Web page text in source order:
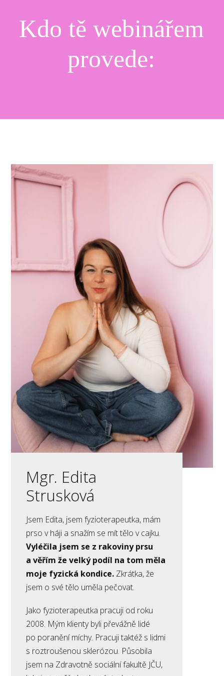
Kdo tě webinářem
provede:
Mgr. Edita
Strusková
Jsem Edita, jsem fyzioterapeutka, mám
prso v háji a snažím se mít tělo v cajku.
Vyléčila jsem se z rakoviny prsu
a věřím že velký podíl na tom měla
moje fyzická kondice. Zkrátka, že
jsem o své tělo uměla pečovat.
Jako fyzioterapeutka pracuji od roku
2008. Mým klienty byli převážně lidé
po poranění míchy. Pracuji taktéž s lidmi
s roztroušenou sklerózou. Působila
jsem na Zdravotně sociální fakultě JČU,